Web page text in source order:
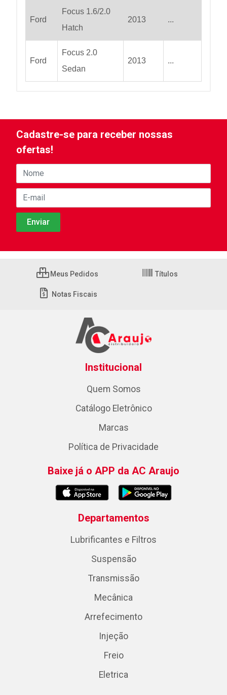
Ford
Focus 1.6/2.0
Hatch
2013 ...
Ford
Focus 2.0
Sedan
2013 ...
Cadastre-se para receber nossas
ofertas!
Meus Pedidos Títulos
Notas Fiscais
Institucional
Quem Somos
Catálogo Eletrônico
Marcas
Política de Privacidade
Baixe já o APP da AC Araujo
Departamentos
Lubrificantes e Filtros
Suspensão
Transmissão
Mecânica
Arrefecimento
Injeção
Freio
Eletrica